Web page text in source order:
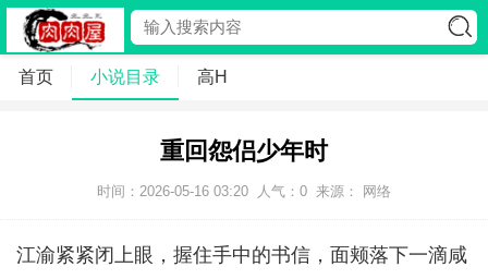
首页 小说目录 高H
重回怨侣少年时
时间：2026-05-16 03:20 人气： 0 来源： 网络
江渝紧紧闭上眼，握住手中的书信，面颊落下一滴咸